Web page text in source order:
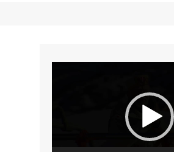
धर्म
नज़रिया
पर्यावरण